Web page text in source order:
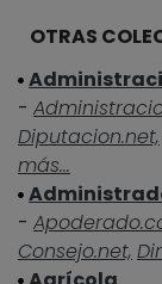
OTRAS
-
Diputacion.net,
más...
-
Consejo.net,